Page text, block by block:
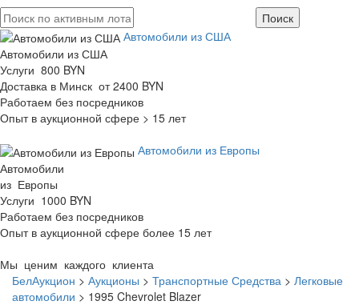
Автомобили из США
Автомобили из США
Услуги 800 BYN
Доставка в Минск от 2400 BYN
Работаем без посредников
Опыт в аукционной сфере > 15 лет
Автомобили из Европы
Автомобили
из Европы
Услуги 1000 BYN
Работаем без посредников
Опыт в аукционной сфере более 15 лет
Мы ценим каждого клиента
БелАукцион > Аукционы > Транспортные Средства > Легковые
автомобили > 1995 Chevrolet Blazer